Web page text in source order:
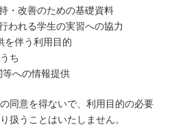
・改善のための基礎資料
われる学生の実習への協力
を伴う利用目的
ち
への情報提供
同意を得ないで、利用目的の必要
扱うことはいたしません。